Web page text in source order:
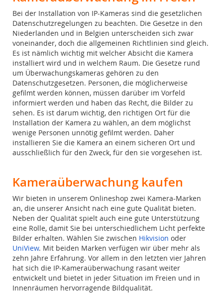
Bei der Installation von IP-Kameras sind die gesetzlichen
Datenschutzregelungen zu beachten. Die Gesetze in den
Niederlanden und in Belgien unterscheiden sich zwar
voneinander, doch die allgemeinen Richtlinien sind gleich.
Es ist nämlich wichtig mit welcher Absicht die Kamera
installiert wird und in welchem Raum. Die Gesetze rund
um Überwachungskameras gehören zu den
Datenschutzgesetzen. Personen, die möglicherweise
gefilmt werden können, müssen darüber im Vorfeld
informiert werden und haben das Recht, die Bilder zu
sehen. Es ist darum wichtig, den richtigen Ort für die
Installation der Kamera zu wählen, an dem möglichst
wenige Personen unnötig gefilmt werden. Daher
installieren Sie die Kamera an einem sicheren Ort und
ausschließlich für den Zweck, für den sie vorgesehen ist.
Kameraüberwachung kaufen
Wir bieten in unserem Onlineshop zwei Kamera-Marken
an, die unserer Ansicht nach eine gute Qualität bieten.
Neben der Qualität spielt auch eine gute Unterstützung
eine Rolle, damit Sie bei unterschiedlichem Licht perfekte
Bilder erhalten. Wählen Sie zwischen Hikvision oder
UniView. Mit beiden Marken verfügen wir über mehr als
zehn Jahre Erfahrung. Vor allem in den letzten vier Jahren
hat sich die IP-Kameraüberwachung rasant weiter
entwickelt und bietet in jeder Situation im Freien und in
Innenräumen hervorragende Bildqualität.